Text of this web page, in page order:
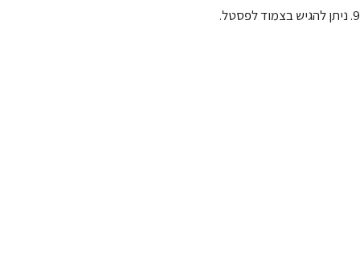
9. ניתן להגיש בצמוד לפסטל.